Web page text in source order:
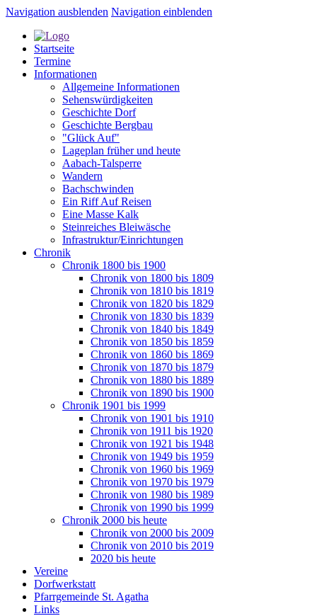
Navigation ausblenden Navigation einblenden
Startseite
Termine
Informationen
Allgemeine Informationen
Sehenswürdigkeiten
Geschichte Dorf
Geschichte Bergbau
"Glück Auf"
Lageplan früher und heute
Aabach-Talsperre
Wandern
Bachschwinden
Ein Riff Auf Reisen
Eine Masse Kalk
Steinreiches Bleiwäsche
Infrastruktur/Einrichtungen
Chronik
Chronik 1800 bis 1900
Chronik von 1800 bis 1809
Chronik von 1810 bis 1819
Chronik von 1820 bis 1829
Chronik von 1830 bis 1839
Chronik von 1840 bis 1849
Chronik von 1850 bis 1859
Chronik von 1860 bis 1869
Chronik von 1870 bis 1879
Chronik von 1880 bis 1889
Chronik von 1890 bis 1900
Chronik 1901 bis 1999
Chronik von 1901 bis 1910
Chronik von 1911 bis 1920
Chronik von 1921 bis 1948
Chronik von 1949 bis 1959
Chronik von 1960 bis 1969
Chronik von 1970 bis 1979
Chronik von 1980 bis 1989
Chronik von 1990 bis 1999
Chronik 2000 bis heute
Chronik von 2000 bis 2009
Chronik von 2010 bis 2019
2020 bis heute
Vereine
Dorfwerkstatt
Pfarrgemeinde St. Agatha
Links